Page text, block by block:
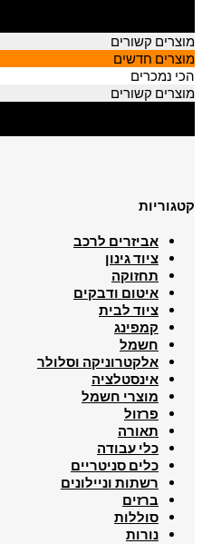
מוצרים קשורים
מוצרים חדשים
הכי נמכרים
מוצרים קשורים
קטגוריות
אביזרים לרכב
ציוד גינון
תחזוקה
איטום ודבקים
ציוד לבית
קמפינג
חשמל
אלקטרוניקה וסלולר
אינסטלציה
מוצרי חשמל
פרזול
תאורה
כלי עבודה
כלים סניטריים
רשתות וניילונים
ברזים
סוללות
נורות